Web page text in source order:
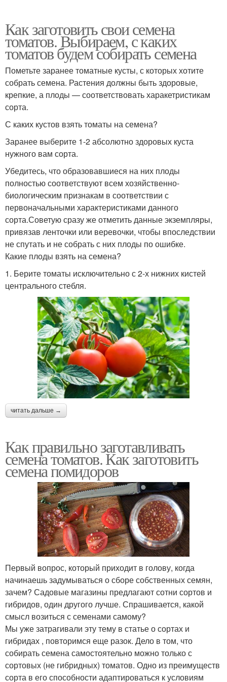
Как заготовить свои семена
томатов. Выбираем, с каких
томатов будем собирать семена
Пометьте заранее томатные кусты, с которых хотите
собрать семена. Растения должны быть здоровые,
крепкие, а плоды — соответствовать харакетристикам
сорта.
С каких кустов взять томаты на семена?
Заранее выберите 1-2 абсолютно здоровых куста
нужного вам сорта.
Убедитесь, что образовавшиеся на них плоды
полностью соответствуют всем хозяйственно-
биологическим признакам в соответствии с
первоначальными характеристиками данного
сорта.Советую сразу же отметить данные экземпляры,
привязав ленточки или веревочки, чтобы впоследствии
не спутать и не собрать с них плоды по ошибке.
Какие плоды взять на семена?
1. Берите томаты исключительно с 2-х нижних кистей
центрального стебля.
читать дальше →
Как правильно заготавливать
семена томатов. Как заготовить
семена помидоров
Первый вопрос, который приходит в голову, когда
начинаешь задумываться о сборе собственных семян,
зачем? Садовые магазины предлагают сотни сортов и
гибридов, один другого лучше. Спрашивается, какой
смысл возиться с семенами самому?
Мы уже затрагивали эту тему в статье о сортах и
гибридах , повторимся еще разок. Дело в том, что
собирать семена самостоятельно можно только с
сортовых (не гибридных) томатов. Одно из преимуществ
сорта в его способности адаптироваться к условиям